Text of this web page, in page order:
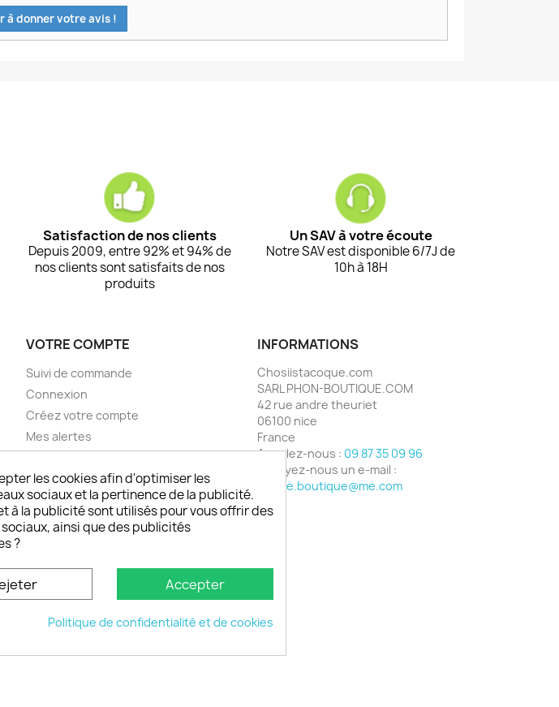
à donner votre avis !
Satisfaction de nos clients
Depuis 2009, entre 92% et 94% de
nos clients sont satisfaits de nos
produits
Un SAV à votre écoute
Notre SAV est disponible 6/7J de
10h à 18H
VOTRE COMPTE
Suivi de commande
Connexion
Créez votre compte
Mes alertes
INFORMATIONS
Chosiistacoque.com
SARL PHON-BOUTIQUE.COM
42 rue andre theuriet
06100 nice
France
Appelez-nous : 09 87 35 09 96
Envoyez-nous un e-mail :
phone.boutique@me.com
les cookies afin d'optimiser les
sociaux et la pertinence de la publicité.
à la publicité sont utilisés pour vous offrir des
ainsi que des publicités
?
Accepter
Politique de confidentialité et de cookies